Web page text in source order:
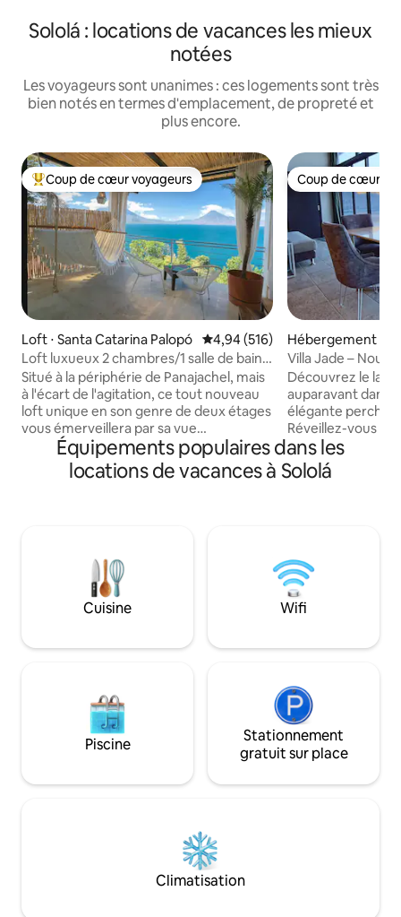
Sololá : locations de vacances les mieux
notées
Les voyageurs sont unanimes : ces logements sont très
bien notés en termes d'emplacement, de propreté et
plus encore.
Coups de cœur voyageurs les plus appréciés
Coup de cœur voyageurs
Loft ⋅ Santa Catarina Palopó Évaluation moyenne sur la
4,94 (516)
Loft luxueux 2 chambres/1 salle de bain
avec jacuzzi près de Pana
Situé à la périphérie de Panajachel, mais
à l'écart de l'agitation, ce tout nouveau
loft unique en son genre de deux étages
vous émerveillera par sa vue
panoramique à 180 degrés sur le lac
Atitlan et les villages environnants.
Profitez de la vue depuis presque tous
Le niveau supérieur du loft dispose d'un
balcon spacieux avec un hamac
surdimensionné et des chaises
Acapulco, un salon, une salle à manger
niveau inférieur du loft, vous trouverez
deux lits jumeaux (qui peuvent être
combinés pour faire un lit king-size) et
de fenêtres du sol au plafond. La
chambre arrière dispose d'un lit Queen
également d'une salle de bain spacieuse,
Panajachel et Santa Catarina Palopo sont
accessibles à pied en 15 à 20 minutes
environ, ou en tuk-tuk (moto-taxi à trois
roues) en 5 minutes environ. Les autres
Coup de cœur
Coup de cœur
Hébergement ⋅
Palopó
Villa Jade –
Découvrez le lac
auparavant dans
élégante perchée
Réveillez-vous
panoramique,
votre jacuzzi
détendez-vous
tout ce dont vous
séjour parfait sur
minutes de la
Antonio Palopó,
des couchers de
Équipements populaires dans les
locations de vacances à Sololá
Cuisine Wifi
Piscine
Stationnement
gratuit sur place
Climatisation